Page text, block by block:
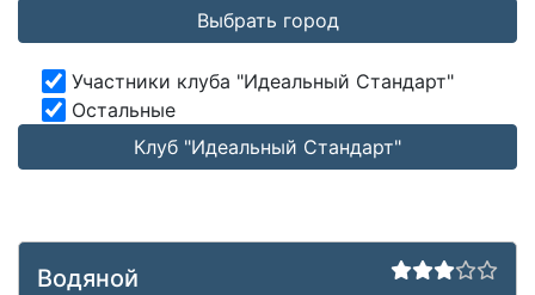
Выбрать город
Участники клуба "Идеальный Стандарт"
Остальные
Клуб "Идеальный Стандарт"
Водяной